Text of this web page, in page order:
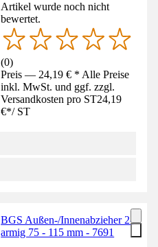
Artikel wurde noch nicht
bewertet.
(0)
Preis — 24,19 € * Alle Preise
inkl. MwSt. und ggf. zzgl.
Versandkosten pro ST24,19
€*/ ST
BGS Außen-/Innenabzieher 2-
armig 75 - 115 mm - 7691